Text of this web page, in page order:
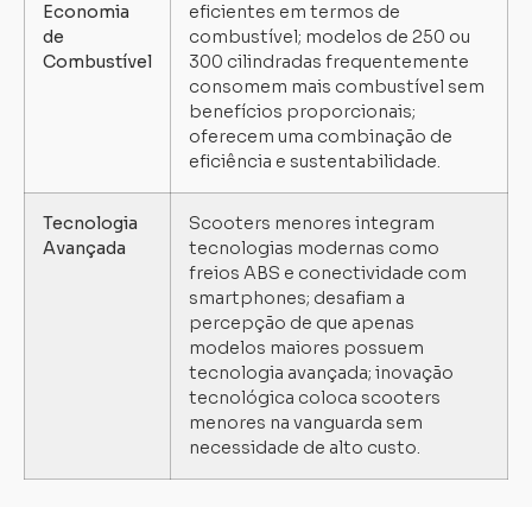
Economia
de
Combustível
eficientes em termos de
combustível; modelos de 250 ou
300 cilindradas frequentemente
consomem mais combustível sem
benefícios proporcionais;
oferecem uma combinação de
eficiência e sustentabilidade.
Tecnologia
Avançada
Scooters menores integram
tecnologias modernas como
freios ABS e conectividade com
smartphones; desafiam a
percepção de que apenas
modelos maiores possuem
tecnologia avançada; inovação
tecnológica coloca scooters
menores na vanguarda sem
necessidade de alto custo.